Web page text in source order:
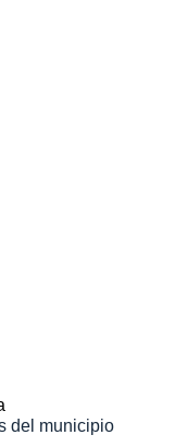
del municipio